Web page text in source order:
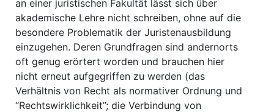
an einer juristischen Fakultät lässt sich über
akademische Lehre nicht schreiben, ohne auf die
besondere Problematik der Juristenausbildung
einzugehen. Deren Grundfragen sind andernorts
oft genug erörtert worden und brauchen hier
nicht erneut aufgegriffen zu werden (das
Verhältnis von Recht als normativer Ordnung und
“Rechtswirklichkeit”; die Verbindung von